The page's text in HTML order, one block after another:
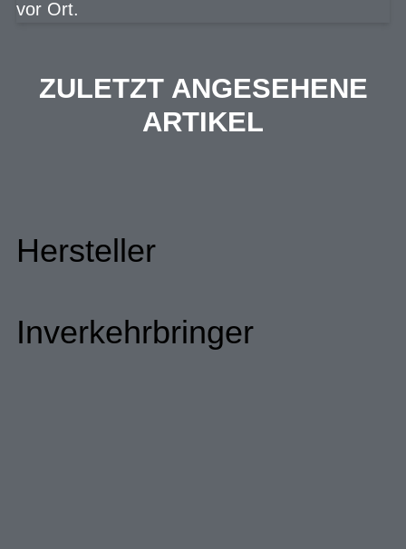
vor Ort.
ZULETZT ANGESEHENE
ARTIKEL
Hersteller
Inverkehrbringer